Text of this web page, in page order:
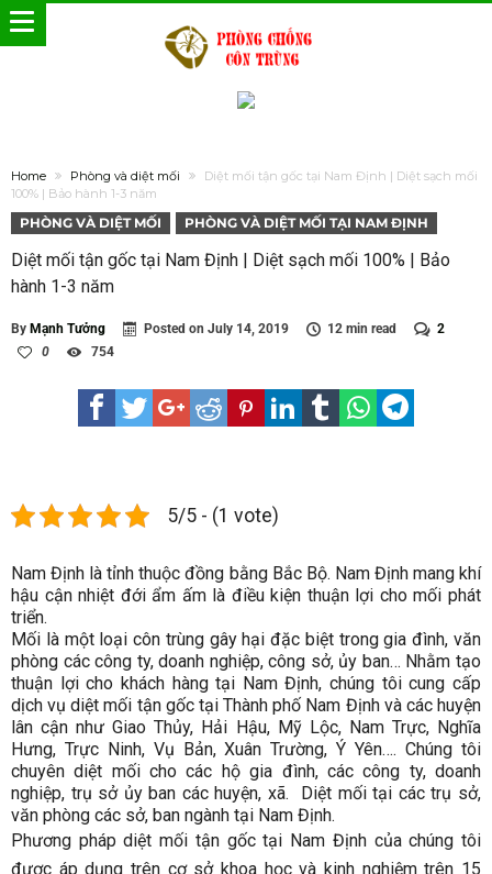
Home Phòng và diệt mối
Diệt mối tận gốc tại Nam Định | Diệt sạch mối
100% | Bảo hành 1-3 năm
PHÒNG VÀ DIỆT MỐI PHÒNG VÀ DIỆT MỐI TẠI NAM ĐỊNH
Diệt mối tận gốc tại Nam Định | Diệt sạch mối 100% | Bảo
hành 1-3 năm
By Mạnh Tưởng Posted on July 14, 2019 12 min read
2
0
754
5/5 - (1 vote)
Nam Định là tỉnh thuộc đồng bằng Bắc Bộ. Nam Định mang khí
hậu cận nhiệt đới ẩm ấm là điều kiện thuận lợi cho mối phát
triển.
Mối là một loại côn trùng gây hại đặc biệt trong gia đình, văn
phòng các công ty, doanh nghiệp, công sở, ủy ban… Nhằm tạo
thuận lợi cho khách hàng tại Nam Định, chúng tôi cung cấp
dịch vụ diệt mối tận gốc tại Thành phố Nam Định và các huyện
lân cận như Giao Thủy, Hải Hậu, Mỹ Lộc, Nam Trực, Nghĩa
Hưng, Trực Ninh, Vụ Bản, Xuân Trường, Ý Yên…. Chúng tôi
chuyên diệt mối cho các hộ gia đình, các công ty, doanh
nghiệp, trụ sở ủy ban các huyện, xã. Diệt mối tại các trụ sở,
văn phòng các sở, ban ngành tại Nam Định.
Phương pháp diệt mối tận gốc tại Nam Định của chúng tôi
được áp dụng trên cơ sở khoa học và kinh nghiệm trên 15